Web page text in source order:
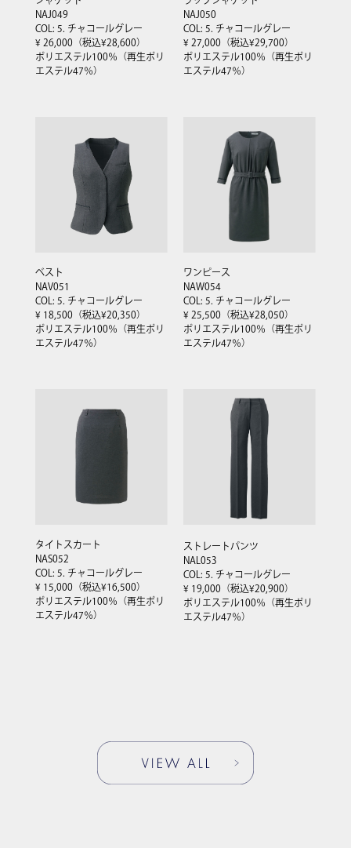
NAJ049
COL: 5. チャコールグレー
¥ 26,000（税込¥28,600）
ポリエステル100％（再生ポリ
エステル47％）
NAJ050
COL: 5. チャコールグレー
¥ 27,000（税込¥29,700）
ポリエステル100％（再生ポリ
エステル47％）
ベスト
NAV051
COL: 5. チャコールグレー
¥ 18,500（税込¥20,350）
ポリエステル100％（再生ポリ
エステル47％）
ワンピース
NAW054
COL: 5. チャコールグレー
¥ 25,500（税込¥28,050）
ポリエステル100％（再生ポリ
エステル47％）
タイトスカート
NAS052
COL: 5. チャコールグレー
¥ 15,000（税込¥16,500）
ポリエステル100％（再生ポリ
エステル47％）
ストレートパンツ
NAL053
COL: 5. チャコールグレー
¥ 19,000（税込¥20,900）
ポリエステル100％（再生ポリ
エステル47％）